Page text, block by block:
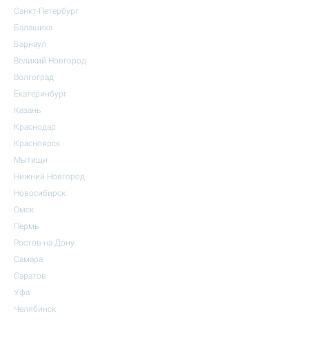
Санкт-Петербург
Балашиха
Барнаул
Великий Новгород
Волгоград
Екатеринбург
Казань
Краснодар
Красноярск
Мытищи
Нижний Новгород
Новосибирск
Омск
Пермь
Ростов-на-Дону
Самара
Саратов
Уфа
Челябинск